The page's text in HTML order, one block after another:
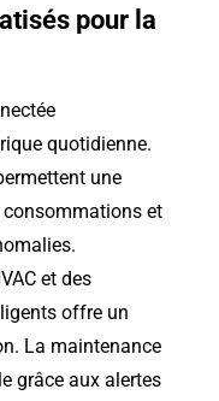
pour la
quotidienne.
une
et
et des
offre un
La maintenance
grâce aux alertes